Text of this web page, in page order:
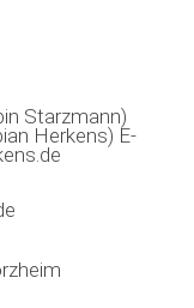
Starzmann)
Herkens) E-